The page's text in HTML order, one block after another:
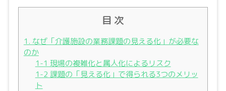
目 次
1. なぜ「介護施設の業務課題の見える化」が必要な
のか
1-1 現場の複雑化と属人化によるリスク
1-2 課題の「見える化」で得られる3つのメリッ
ト